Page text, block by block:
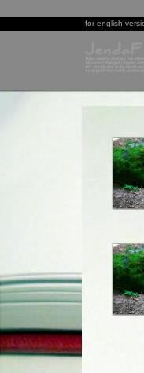
for english